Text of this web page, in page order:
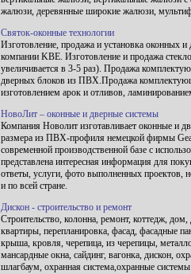
жалюзи, деревянные широкие жалюзи,
Святок-оконные технологии
Изготовление, продажа и установка оконных
компании KBE. Изготовление и продажа
увеличивается в 3-5 раз). Продажа
дверных блоков из ПВХ.Продажа
изготовлением арок и отливов,
НовоЛит – оконные и дверные системы
Компания Новолит изготавливает оконные и
размера из ПВХ-профиля немецкой фирмы
современной производственной базе с
представлена интересная информация для
ответы, услуги, фото выполненных проектов,
и по всей стране.
Дискон - строительство и ремонт
Строительство, колонна, ремонт, коттедж,
квартиры, перепланировка, фасад, фасадные
крыша, кровля, черепица, из черепицы,
мансардные окна, сайдинг, вагонка, дискон,
шлагбаум, охранная система,охранные системы